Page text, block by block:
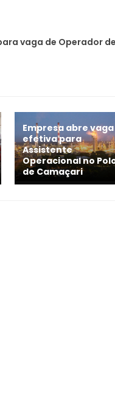
vaga de Operador de
Empresa abre vaga
efetiva para
Assistente
Operacional no
de Camaçari